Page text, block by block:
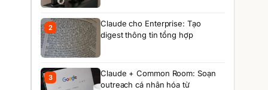
2
Claude cho Enterprise: Tạo
digest thông tin tổng hợp
3
Claude + Common Room: Soạn
outreach cá nhân hóa từ